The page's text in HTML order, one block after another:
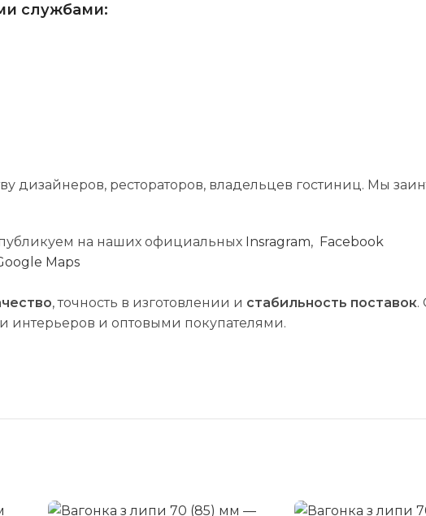
службами:
дизайнеров, рестораторов, владельцев гостиниц. Мы
на наших официальных Insragram, Facebook
Maps
, точность в изготовлении и стабильность поставок.
интерьеров и оптовыми покупателями.